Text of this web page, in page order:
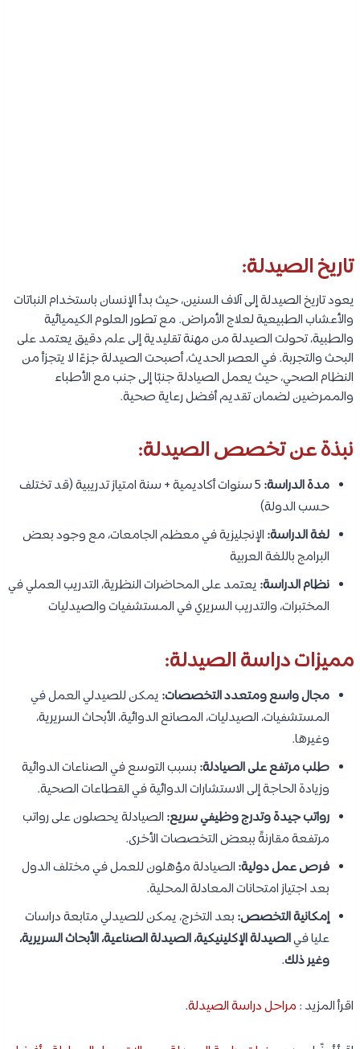
تاريخ الصيدلة:
يعود تاريخ الصيدلة إلى آلاف السنين، حيث بدأ الإنسان باستخدام النباتات
والأعشاب الطبيعية لعلاج الأمراض. مع تطور العلوم الكيميائية
والطبية، تحولت الصيدلة من مهنة تقليدية إلى علم دقيق يعتمد على
البحث والتجربة. في العصر الحديث، أصبحت الصيدلة جزءًا لا يتجزأ من
النظام الصحي، حيث يعمل الصيادلة جنبًا إلى جنب مع الأطباء
والممرضين لضمان تقديم أفضل رعاية صحية.
نبذة عن تخصص الصيدلة:
مدة الدراسة:
5 سنوات أكاديمية + سنة امتياز تدريبية (قد تختلف
حسب الدولة)
لغة الدراسة: الإنجليزية في معظم الجامعات، مع وجود بعض
البرامج باللغة العربية
نظام الدراسة: يعتمد على المحاضرات النظرية، التدريب العملي في
المختبرات، والتدريب السريري في المستشفيات والصيدليات
مميزات دراسة الصيدلة:
مجال واسع ومتعدد التخصصات: يمكن للصيدلي العمل في
المستشفيات، الصيدليات، المصانع الدوائية، الأبحاث السريرية،
وغيرها.
طلب مرتفع على الصيادلة: بسبب التوسع في الصناعات الدوائية
وزيادة الحاجة إلى الاستشارات الدوائية في القطاعات الصحية.
رواتب جيدة وتدرج وظيفي سريع: الصيادلة يحصلون على رواتب
مرتفعة مقارنةً ببعض التخصصات الأخرى.
فرص عمل دولية: الصيادلة مؤهلون للعمل في مختلف الدول
بعد اجتياز امتحانات المعادلة المحلية.
إمكانية التخصص: بعد التخرج، يمكن للصيدلي متابعة دراسات
عليا فيالصيدلة الإكلينيكية، الصيدلة الصناعية، الأبحاث السريرية،
وغير ذلك.
اقرأ المزيد : مراحل دراسة الصيدلة.